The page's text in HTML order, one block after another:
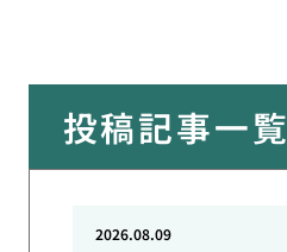
投稿記事一覧
2026.08.09